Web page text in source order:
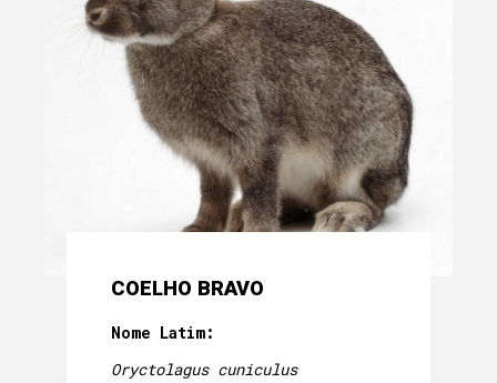
COELHO BRAVO
Nome Latim:
Oryctolagus cuniculus